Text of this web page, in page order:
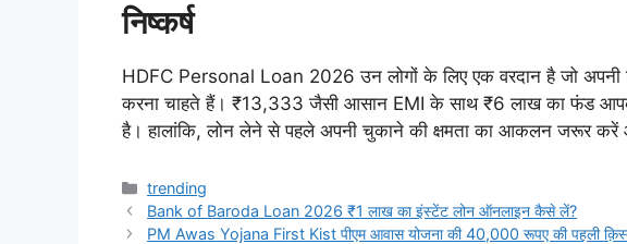
निष्कर्ष
HDFC Personal Loan 2026 उन लोगों के लिए एक वरदान है जो अपनी
करना चाहते हैं। ₹13,333 जैसी आसान EMI के साथ ₹6 लाख का फंड
है। हालांकि, लोन लेने से पहले अपनी चुकाने की क्षमता का आकलन जरूर करें
Categories
trending
Bank of Baroda Loan 2026 ₹1 लाख का इंस्टेंट लोन ऑनलाइन कैसे लें?
PM Awas Yojana First Kist पीएम आवास योजना की 40,000 रूपए की पहली